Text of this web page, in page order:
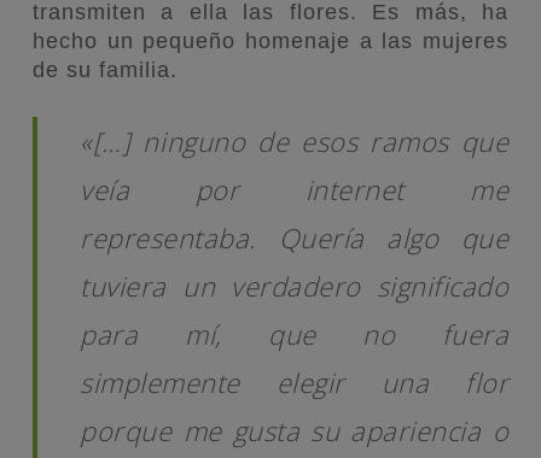
transmiten a ella las flores. Es más, ha
hecho un pequeño homenaje a las mujeres
de su familia.
«[…] ninguno de esos ramos que
veía por internet me
representaba. Quería algo que
tuviera un verdadero significado
para mí, que no fuera
simplemente elegir una flor
porque me gusta su apariencia o